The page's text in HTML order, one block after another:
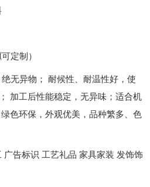
定制）
无异物； 耐候性、耐温性好，使
加工后性能稳定，无异味；适合机
色环保，外观优美，品种繁多、色
广告标识 工艺礼品 家具家装 发饰饰